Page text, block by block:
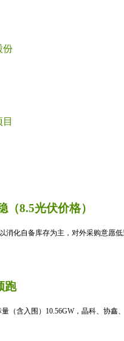
份
8.5光伏价格）
化自备库存为主，对外采购意愿
跑
（含入围）10.56GW，晶科、协鑫